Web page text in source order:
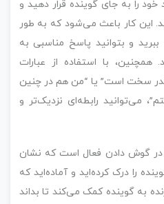
را به جای گوینده قرار دهید و
این کار باعث می‌شود که به طور
و بتوانید پاسخ مناسبی به
با استفاده از عبارات
سخت است” یا “من هم در چنین
می‌توانید رابطه‌ای نزدیک‌تر و
گوش دادن فعال است که نشان
را درک کرده‌اید و آماده‌اید که
به گوینده کمک می‌کند تا بداند